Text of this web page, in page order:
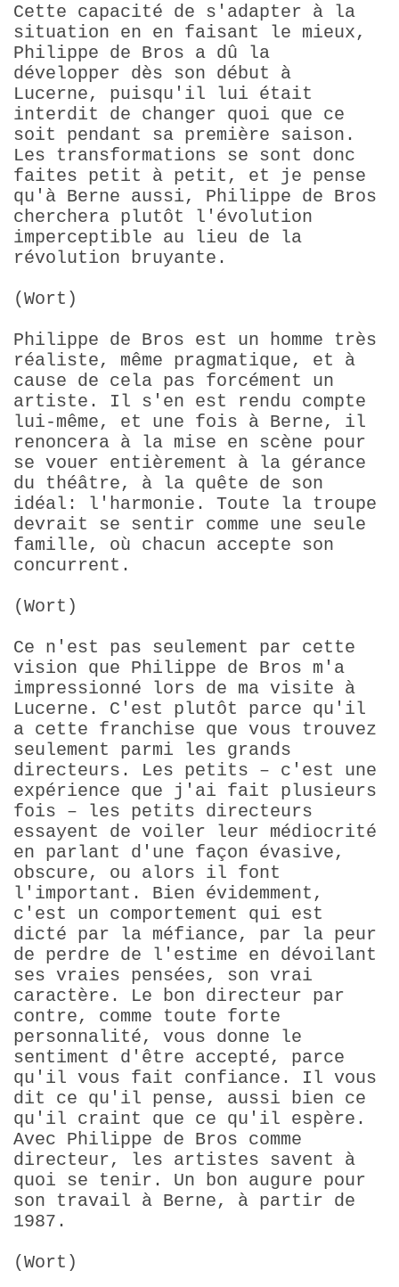
Cette capacité de s'adapter à la
situation en en faisant le mieux,
Philippe de Bros a dû la
développer dès son début à
Lucerne, puisqu'il lui était
interdit de changer quoi que ce
soit pendant sa première saison.
Les transformations se sont donc
faites petit à petit, et je pense
qu'à Berne aussi, Philippe de Bros
cherchera plutôt l'évolution
imperceptible au lieu de la
révolution bruyante.
(Wort)
Philippe de Bros est un homme très
réaliste, même pragmatique, et à
cause de cela pas forcément un
artiste. Il s'en est rendu compte
lui-même, et une fois à Berne, il
renoncera à la mise en scène pour
se vouer entièrement à la gérance
du théâtre, à la quête de son
idéal: l'harmonie. Toute la troupe
devrait se sentir comme une seule
famille, où chacun accepte son
concurrent.
(Wort)
Ce n'est pas seulement par cette
vision que Philippe de Bros m'a
impressionné lors de ma visite à
Lucerne. C'est plutôt parce qu'il
a cette franchise que vous trouvez
seulement parmi les grands
directeurs. Les petits – c'est une
expérience que j'ai fait plusieurs
fois – les petits directeurs
essayent de voiler leur médiocrité
en parlant d'une façon évasive,
obscure, ou alors il font
l'important. Bien évidemment,
c'est un comportement qui est
dicté par la méfiance, par la peur
de perdre de l'estime en dévoilant
ses vraies pensées, son vrai
caractère. Le bon directeur par
contre, comme toute forte
personnalité, vous donne le
sentiment d'être accepté, parce
qu'il vous fait confiance. Il vous
dit ce qu'il pense, aussi bien ce
qu'il craint que ce qu'il espère.
Avec Philippe de Bros comme
directeur, les artistes savent à
quoi se tenir. Un bon augure pour
son travail à Berne, à partir de
1987.
(Wort)